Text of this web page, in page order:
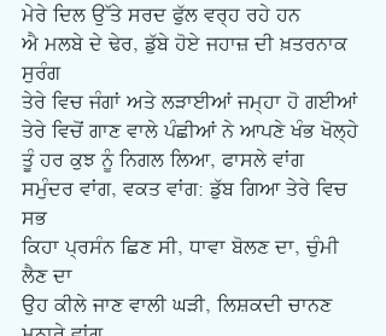
ਮੇਰੇ ਦਿਲ ਉੱਤੇ ਸਰਦ ਫੁੱਲ ਵਰ੍ਹ ਰਹੇ ਹਨ
ਐ ਮਲਬੇ ਦੇ ਢੇਰ, ਡੁੱਬੇ ਹੋਏ ਜਹਾਜ਼ ਦੀ ਖ਼ਤਰਨਾਕ
ਸੁਰੰਗ
ਤੇਰੇ ਵਿਚ ਜੰਗਾਂ ਅਤੇ ਲੜਾਈਆਂ ਜਮ੍ਹਾ ਹੋ ਗਈਆਂ
ਤੇਰੇ ਵਿਚੋਂ ਗਾਣ ਵਾਲੇ ਪੰਛੀਆਂ ਨੇ ਆਪਣੇ ਖੰਭ ਖੋਲ੍ਹੇ
ਤੂੰ ਹਰ ਕੁਝ ਨੂੰ ਨਿਗਲ ਲਿਆ, ਫਾਸਲੇ ਵਾਂਗ
ਸਮੁੰਦਰ ਵਾਂਗ, ਵਕਤ ਵਾਂਗ: ਡੁੱਬ ਗਿਆ ਤੇਰੇ ਵਿਚ
ਸਭ
ਕਿਹਾ ਪ੍ਰਸੰਨ ਛਿਣ ਸੀ, ਧਾਵਾ ਬੋਲਣ ਦਾ, ਚੁੰਮੀ
ਲੈਣ ਦਾ
ਉਹ ਕੀਲੇ ਜਾਣ ਵਾਲੀ ਘੜੀ, ਲਿਸ਼ਕਦੀ ਚਾਨਣ